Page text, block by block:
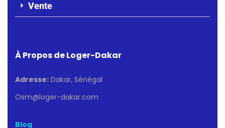
Vente
À Propos de Loger-Dakar
Adresse: Dakar, Sénégal
Osm@loger-dakar.com
Blog